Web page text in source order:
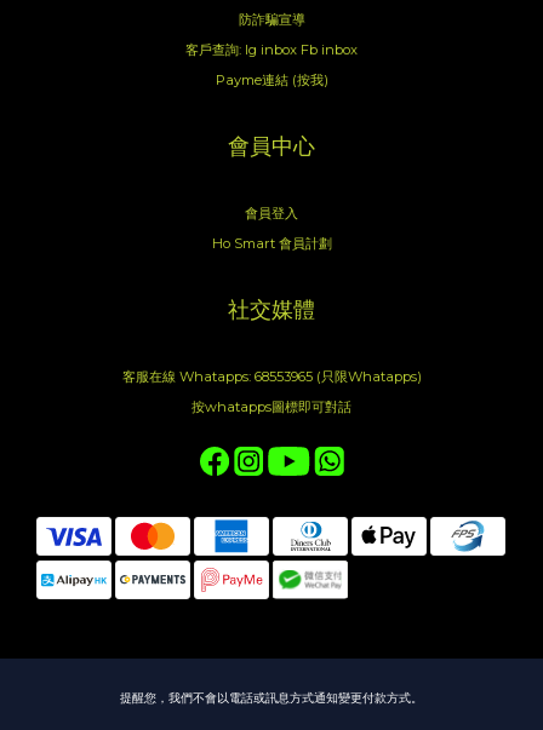
防詐騙宣導
客戶查詢: Ig inbox Fb inbox
Payme連結 (按我)
會員中心
會員登入
Ho Smart 會員計劃
社交媒體
客服在線 Whatapps: 68553965 (只限Whatapps)
按whatapps圖標即可對話
提醒您，我們不會以電話或訊息方式通知變更付款方式。